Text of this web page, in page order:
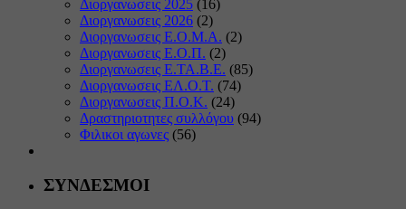
Διοργανωσεις 2025 (16)
Διοργανωσεις 2026 (2)
Διοργανωσεις Ε.Ο.Μ.Α. (2)
Διοργανωσεις Ε.Ο.Π. (2)
Διοργανωσεις Ε.ΤΑ.Β.Ε. (85)
Διοργανωσεις ΕΛ.Ο.Τ. (74)
Διοργανωσεις Π.Ο.Κ. (24)
Δραστηριοτητες συλλόγου (94)
Φιλικοι αγωνες (56)
ΣΥΝΔΕΣΜΟΙ